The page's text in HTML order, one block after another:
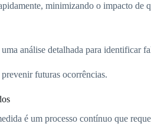
minimizando o impacto de
análise detalhada para identificar
futuras ocorrências.
é um processo contínuo que